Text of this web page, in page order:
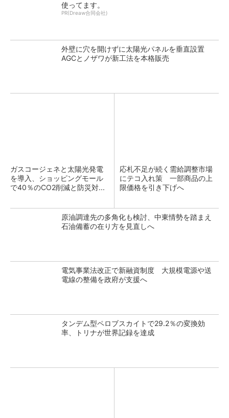
使ってます。
PR(Dreaw合同会社)
外壁に穴を開けずに太陽光パネルを垂直設置
AGCとノザワが新工法を本格販売
ガスコージェネと太陽光発電
を導入、ショッピングモール
で40％のCO2削減と防災対...
応札不足が続く需給調整市場
にテコ入れ策 一部商品の上
限価格を引き下げへ
原油調達先の多角化も検討、中東情勢を踏まえ
石油備蓄の在り方を見直しへ
電気事業法改正で新融資制度 大規模電源や送
電線の整備を政府が支援へ
タンデム型ペロブスカイトで29.2％の変換効
率、トリナが世界記録を達成